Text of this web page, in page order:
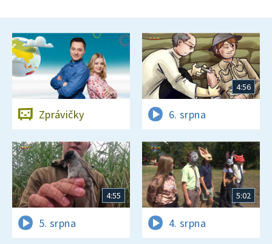
Zprávičky
4:56
6. srpna
4:55
5. srpna
5:02
4. srpna